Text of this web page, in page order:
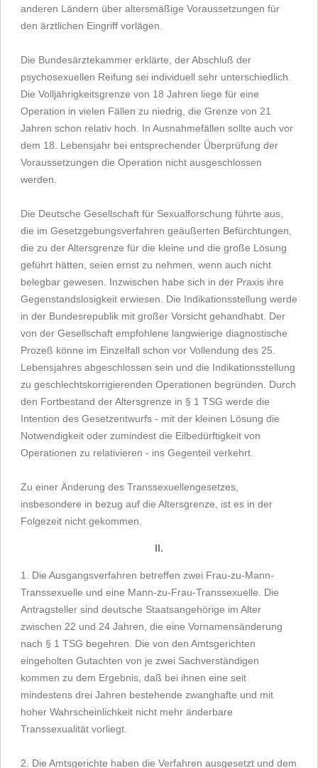
anderen Ländern über altersmäßige Voraussetzungen für
den ärztlichen Eingriff vorlägen.
Die Bundesärztekammer erklärte, der Abschluß der
psychosexuellen Reifung sei individuell sehr unterschiedlich.
Die Volljährigkeitsgrenze von 18 Jahren liege für eine
Operation in vielen Fällen zu niedrig, die Grenze von 21
Jahren schon relativ hoch. In Ausnahmefällen sollte auch vor
dem 18. Lebensjahr bei entsprechender Überprüfung der
Voraussetzungen die Operation nicht ausgeschlossen
werden.
Die Deutsche Gesellschaft für Sexualforschung führte aus,
die im Gesetzgebungsverfahren geäußerten Befürchtungen,
die zu der Altersgrenze für die kleine und die große Lösung
geführt hätten, seien ernst zu nehmen, wenn auch nicht
belegbar gewesen. Inzwischen habe sich in der Praxis ihre
Gegenstandslosigkeit erwiesen. Die Indikationsstellung werde
in der Bundesrepublik mit großer Vorsicht gehandhabt. Der
von der Gesellschaft empfohlene langwierige diagnostische
Prozeß könne im Einzelfall schon vor Vollendung des 25.
Lebensjahres abgeschlossen sein und die Indikationsstellung
zu geschlechtskorrigierenden Operationen begründen. Durch
den Fortbestand der Altersgrenze in § 1 TSG werde die
Intention des Gesetzentwurfs - mit der kleinen Lösung die
Notwendigkeit oder zumindest die Eilbedürftigkeit von
Operationen zu relativieren - ins Gegenteil verkehrt.
Zu einer Änderung des Transsexuellengesetzes,
insbesondere in bezug auf die Altersgrenze, ist es in der
Folgezeit nicht gekommen.
II.
1. Die Ausgangsverfahren betreffen zwei Frau-zu-Mann-
Transsexuelle und eine Mann-zu-Frau-Transsexuelle. Die
Antragsteller sind deutsche Staatsangehörige im Alter
zwischen 22 und 24 Jahren, die eine Vornamensänderung
nach § 1 TSG begehren. Die von den Amtsgerichten
eingeholten Gutachten von je zwei Sachverständigen
kommen zu dem Ergebnis, daß bei ihnen eine seit
mindestens drei Jahren bestehende zwanghafte und mit
hoher Wahrscheinlichkeit nicht mehr änderbare
Transsexualität vorliegt.
2. Die Amtsgerichte haben die Verfahren ausgesetzt und dem